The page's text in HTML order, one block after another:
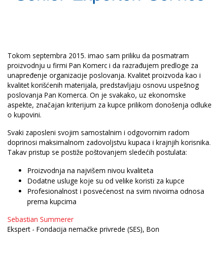
Tokom septembra 2015. imao sam priliku da posmatram
proizvodnju u firmi Pan Komerc i da razrađujem predloge za
unapređenje organizacije poslovanja. Kvalitet proizvoda kao i
kvalitet korišćenih materijala, predstavljaju osnovu uspešnog
poslovanja Pan Komerca. On je svakako, uz ekonomske
aspekte, značajan kriterijum za kupce prilikom donošenja odluke
o kupovini.
Svaki zaposleni svojim samostalnim i odgovornim radom
doprinosi maksimalnom zadovoljstvu kupaca i krajnjih korisnika.
Takav pristup se postiže poštovanjem sledećih postulata:
Proizvodnja na najvišem nivou kvaliteta
Dodatne usluge koje su od velike koristi za kupce
Profesionalnost i posvećenost na svim nivoima odnosa
prema kupcima
Sebastian Summerer
Ekspert - Fondacija nemačke privrede (SES), Bon